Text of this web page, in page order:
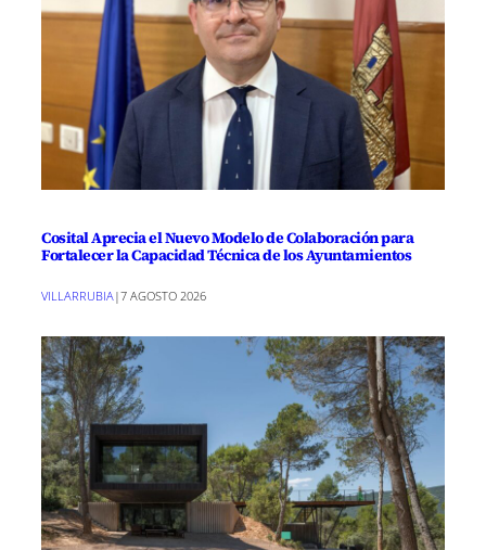
Cosital Aprecia el Nuevo Modelo de Colaboración para
Fortalecer la Capacidad Técnica de los Ayuntamientos
VILLARRUBIA|7 AGOSTO 2026